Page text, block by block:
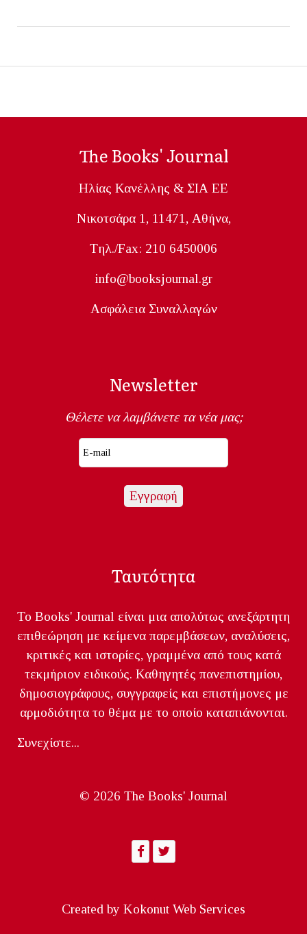
The Books' Journal
Ηλίας Κανέλλης & ΣΙΑ ΕΕ
Nικοτσάρα 1, 11471, Aθήνα,
Tηλ./Fax: 210 6450006
info@booksjournal.gr
Ασφάλεια Συναλλαγών
Newsletter
Θέλετε να λαμβάνετε τα νέα μας;
Ταυτότητα
Το Books' Journal είναι μια απολύτως ανεξάρτητη
επιθεώρηση με κείμενα παρεμβάσεων, αναλύσεις,
κριτικές και ιστορίες, γραμμένα από τους κατά
τεκμήριον ειδικούς. Καθηγητές πανεπιστημίου,
δημοσιογράφους, συγγραφείς και επιστήμονες με
αρμοδιότητα το θέμα με το οποίο καταπιάνονται.
Συνεχίστε...
© 2026 The Books' Journal
Created by Kokonut Web Services